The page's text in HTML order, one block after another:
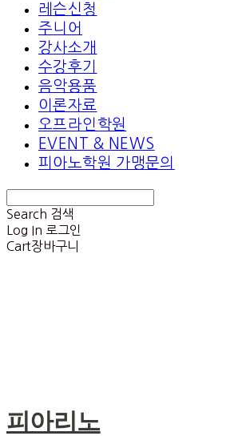
레슨신청
주니어
강사소개
수강후기
음악용품
이론자료
오프라인학원
EVENT & NEWS
피아노학원 가맹문의
Search 검색
Log In 로그인
Cart장바구니
피아리노